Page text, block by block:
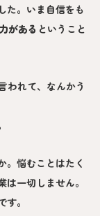
た。いま自信をも
がある ということ
われて、なんかう
。悩むことはたく
一切しません。
。